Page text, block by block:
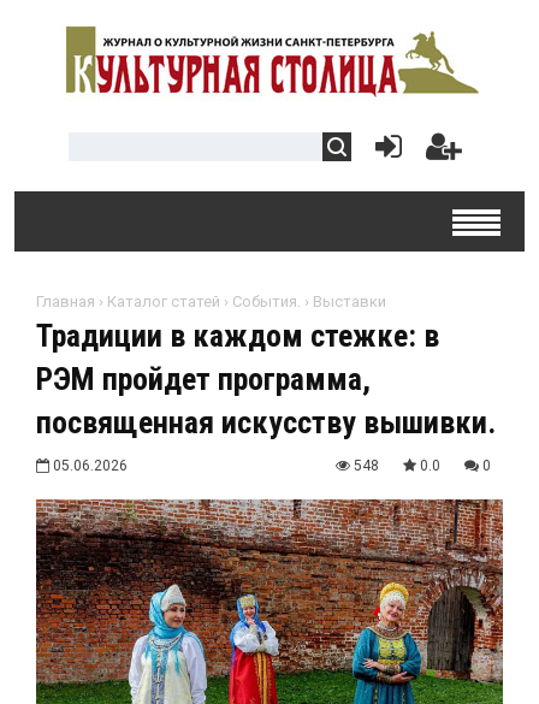
Главная › Каталог статей › События. › Выставки
Традиции в каждом стежке: в
РЭМ пройдет программа,
посвященная искусству вышивки.
05.06.2026 548 0.0 0